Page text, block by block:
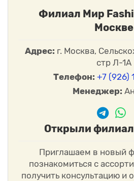
Особенно эффектно ткань
кроя, где можно подчеркнуть её
Чтобы изделия из ткани Медея долго
простые правила ухода:
деликатная стирка при
сушка в расправленном виде;
глажка на минимальном
ткань или с паром.
Бережный уход поможет сохранить
форму изделия и насыщенность
Почему стоит выбрать
Филиал Мир
Москве
Адрес: г. Москва,
стр Л-1А
Телефон: +7 (926)
Менеджер:
Открыли
Приглашаем в новый
познакомиться с
получить консультацию и